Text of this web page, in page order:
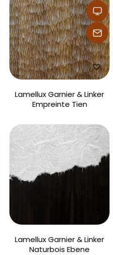
Lamellux Garnier & Linker
Empreinte Tien
Lamellux Garnier & Linker
Naturbois Ebene